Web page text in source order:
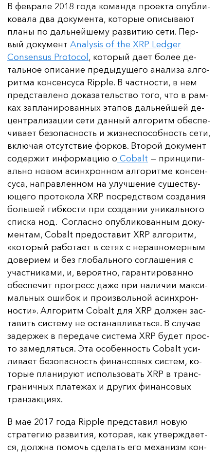
В фев­ра­ле 2018 го­да ко­ман­да про­ек­та опуб­ли­
ко­ва­ла два до­ку­мен­та, ко­то­рые опи­сы­ва­ют
пла­ны по даль­ней­ше­му раз­ви­тию се­ти. Пер­
вый до­ку­мент Analysis of the XRP Ledger
Consensus Protocol, ко­то­рый да­ет бо­лее де­
таль­ное опи­са­ние пре­ды­ду­ще­го ана­ли­за ал­го­
рит­ма кон­сен­су­са Ripple. В час­тнос­ти, в нем
пред­став­ле­но до­ка­за­тель­ство то­го, что в рам­
ках зап­ла­ни­ро­ван­ных эта­пов даль­ней­шей де­
цен­тра­ли­за­ции се­ти дан­ный ал­го­ритм обес­пе­
чи­ва­ет бе­зо­пас­ность и жиз­нес­по­соб­ность се­ти,
вклю­чая от­сутс­твие фор­ков. Вто­рой до­ку­мент
со­дер­жит ин­фор­ма­цию о Cobalt — прин­ци­пи­
аль­но но­вом асин­хрон­ном ал­го­рит­ме кон­сен­
су­са, нап­рав­лен­ном на улуч­ше­ние су­щес­тву­
юще­го про­то­ко­ла XRP пос­редс­твом соз­да­ния
боль­шей гиб­кос­ти при соз­да­нии уни­каль­но­го
спис­ка нод. Сог­лас­но опуб­ли­ко­ван­ным до­ку­
мен­там, Cobalt пре­дос­та­вит XRP ал­го­ритм,
«ко­то­рый ра­бо­та­ет в се­тях с не­рав­но­мер­ным
до­ве­ри­ем и без гло­баль­но­го сог­ла­ше­ния с
учас­тни­ка­ми, и, ве­ро­ят­но, га­ран­ти­ро­ван­но
обес­пе­чит прог­ресс да­же при на­ли­чии мак­си­
маль­ных оши­бок и про­из­воль­ной асин­хрон­
нос­ти». Ал­го­ритм Cobalt для XRP дол­жен зас­
та­вить сис­те­му не ос­та­нав­ли­вать­ся. В слу­чае
за­дер­жек в пе­ре­да­че сис­те­ма XRP бу­дет прос­
то за­мед­лять­ся. Эта осо­бен­ность Cobalt уси­
ли­ва­ет бе­зо­пас­ность фи­нан­со­вых сис­тем, ко­
то­рые пла­ни­ру­ют ис­поль­зо­вать XRP в транс­
гра­нич­ных пла­те­жах и дру­гих фи­нан­со­вых
тран­зак­ци­ях.
В мае 2017 го­да Ripple пред­ста­вил но­вую
стра­те­гию раз­ви­тия, ко­то­рая, как ут­вер­жда­ет­
ся, дол­жна по­мочь сде­лать его ме­ха­низм кон­